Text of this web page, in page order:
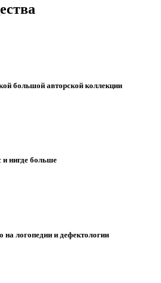
большой авторской коллекции
и нигде больше
логопедии и дефектологии